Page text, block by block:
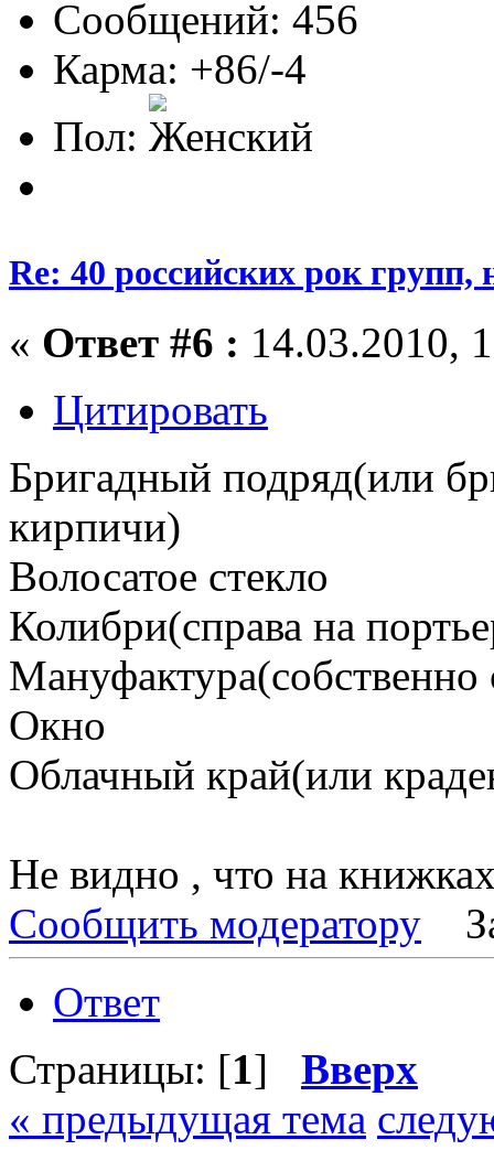
Сообщений: 456
Карма: +86/-4
Пол:
Re: 40 российских рок групп,
« Ответ #6 : 14.03.2010,
Цитировать
Бригадный подряд(или
кирпичи)
Волосатое стекло
Колибри(справа на
Окно
Облачный край(или
Не видно , что на
Сообщить модератору
Ответ
Страницы: [1] Вверх
« предыдущая тема